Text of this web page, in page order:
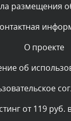
проверяется
проверяется
размещения
О проекте
об
от 119 руб.